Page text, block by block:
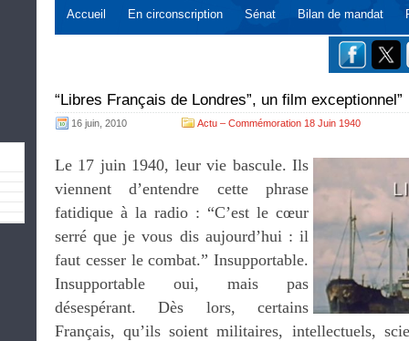
Accueil En circonscription Sénat Bilan de mandat
“Libres Français de Londres”, un film exceptionnel”
16 juin, 2010 Actu – Commémoration 18 Juin 1940
Le 17 juin 1940, leur vie bascule. Ils
viennent d’entendre cette phrase
fatidique à la radio : “C’est le cœur
serré que je vous dis aujourd’hui : il
faut cesser le combat.” Insupportable.
Insupportable oui, mais pas
désespérant. Dès lors, certains
Français, qu’ils soient militaires, intellectuels,